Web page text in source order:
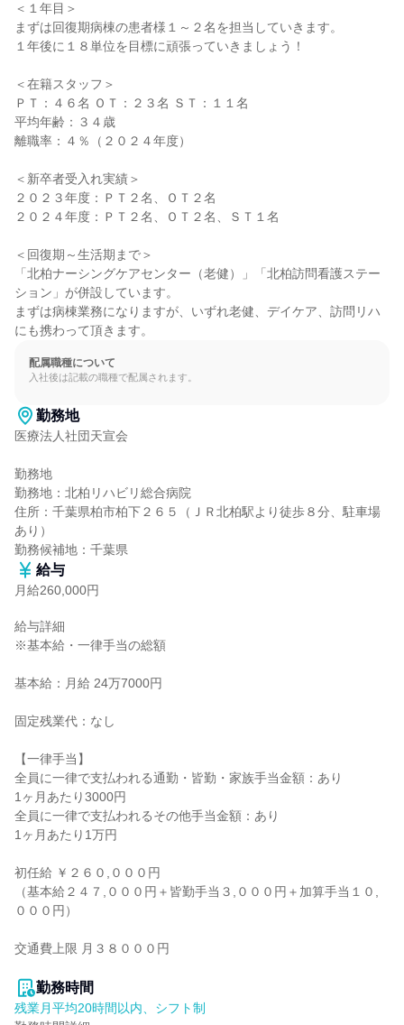
＜１年目＞
まずは回復期病棟の患者様１～２名を担当していきます。
１年後に１８単位を目標に頑張っていきましょう！
＜在籍スタッフ＞
ＰＴ：４６名 ＯＴ：２３名 ＳＴ：１１名
平均年齢：３４歳
離職率：４％（２０２４年度）
＜新卒者受入れ実績＞
２０２３年度：ＰＴ２名、ＯＴ２名
２０２４年度：ＰＴ２名、ＯＴ２名、ＳＴ１名
＜回復期～生活期まで＞
「北柏ナーシングケアセンター（老健）」「北柏訪問看護ステー
ション」が併設しています。
まずは病棟業務になりますが、いずれ老健、デイケア、訪問リハ
にも携わって頂きます。
配属職種について
入社後は記載の職種で配属されます。
勤務地
医療法人社団天宣会
勤務地
勤務地：北柏リハビリ総合病院
住所：千葉県柏市柏下２６５（ＪＲ北柏駅より徒歩８分、駐車場
あり）
勤務候補地：千葉県
給与
月給260,000円
給与詳細
※基本給・一律手当の総額
基本給：月給 24万7000円
固定残業代：なし
【一律手当】
全員に一律で支払われる通勤・皆勤・家族手当金額：あり
1ヶ月あたり3000円
全員に一律で支払われるその他手当金額：あり
1ヶ月あたり1万円
初任給 ￥２６０,０００円
（基本給２４７,０００円＋皆勤手当３,０００円＋加算手当１０,
０００円）
交通費上限 月３８０００円
勤務時間
残業月平均20時間以内、シフト制